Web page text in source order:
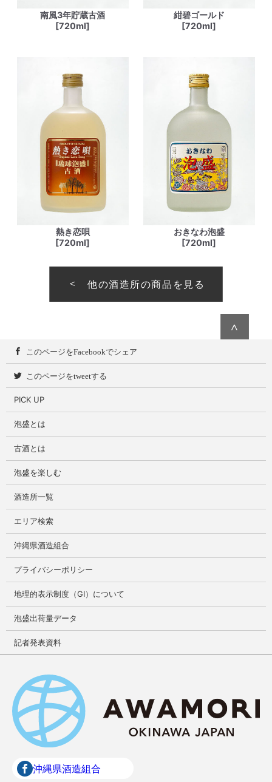
南風3年貯蔵古酒
[720ml]
紺碧ゴールド
[720ml]
熱き恋唄
[720ml]
おきなわ泡盛
[720ml]
他の酒造所の商品を見る
∧
このページをFacebookでシェア
このページをtweetする
PICK UP
泡盛とは
古酒とは
泡盛を楽しむ
酒造所一覧
エリア検索
沖縄県酒造組合
プライバシーポリシー
地理的表示制度（GI）について
泡盛出荷量データ
記者発表資料
沖縄県酒造組合